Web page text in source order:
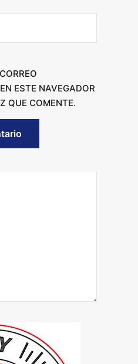
ESTE NAVEGADOR
QUE COMENTE.